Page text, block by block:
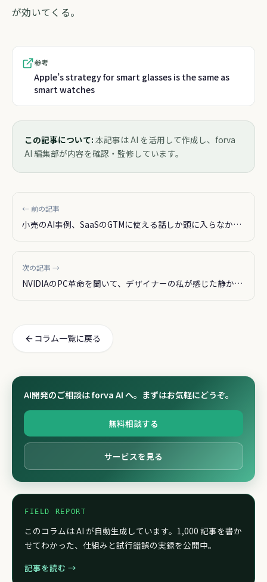
が効いてくる。
参考
Apple’s strategy for smart glasses is the same as
smart watches
この記事について: 本記事は AI を活用して作成し、forva
AI 編集部が内容を確認・監修しています。
← 前の記事
小売のAI事例、SaaSのGTMに使える話しか頭に入らなかっ
た
次の記事 →
NVIDIAのPC革命を聞いて、デザイナーの私が感じた静かな
焦り
コラム一覧に戻る
AI開発のご相談は forva AI へ。まずはお気軽にどうぞ。
無料相談する
サービスを見る
FIELD REPORT
このコラムは AI が自動生成しています。1,000 記事を書か
せてわかった、仕組みと試行錯誤の実録を公開中。
記事を読む →